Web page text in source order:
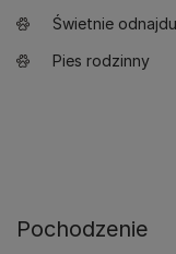
Świetnie
Pies rodzinny
Pochodzenie